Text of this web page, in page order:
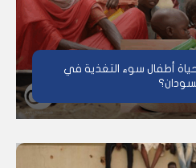
أطفال سوء التغذية في